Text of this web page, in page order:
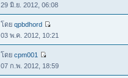
29 มิ.ย. 2012, 06:08
โดยqpbdhord
03 พ.ค. 2012, 10:21
โดยcpm001
07 ก.พ. 2012, 18:59